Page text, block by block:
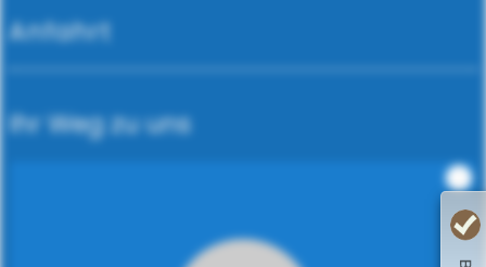
Anfahrt
Ihr Weg zu uns
i